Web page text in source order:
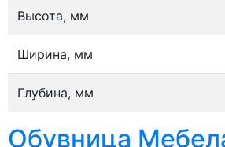
Высота, мм
Ширина, мм
Глубина, мм
Обувница